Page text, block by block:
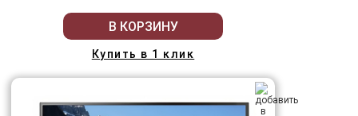
В КОРЗИНУ
Купить в 1 клик